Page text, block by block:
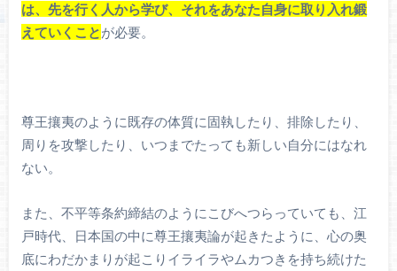
は、先を行く人から学び、それをあなた自身に取り入れ鍛
えていくことが必要。
尊王攘夷のように既存の体質に固執したり、排除したり、
周りを攻撃したり、いつまでたっても新しい自分にはなれ
ない。
また、不平等条約締結のようにこびへつらっていても、江
戸時代、日本国の中に尊王攘夷論が起きたように、心の奥
底にわだかまりが起こりイライラやムカつきを持ち続けた